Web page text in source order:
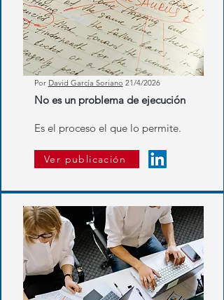
Por David García Soriano 21/4/2026
No es un problema de ejecución
Es el proceso el que lo permite.
Ver publicación